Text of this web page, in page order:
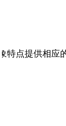
点提供相